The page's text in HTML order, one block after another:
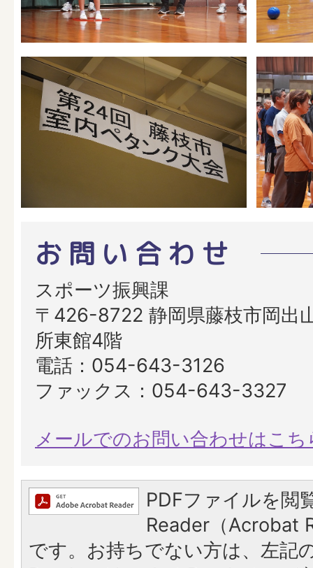
お問い合わせ
スポーツ振興課
〒426-8722 静岡県藤枝市岡出
所東館4階
電話：054-643-3126
ファックス：054-643-3327
メールでのお問い合わせはこち
PDFファイルを閲
Reader（Acrobat
です。お持ちでない方は、左記